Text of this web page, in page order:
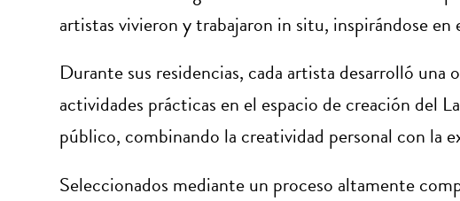
artistas vivieron y trabajaron in situ, inspirándose
Durante sus residencias, cada artista desarrolló
actividades prácticas en el espacio de creación del
público, combinando la creatividad personal con la
Seleccionados mediante un proceso altamente